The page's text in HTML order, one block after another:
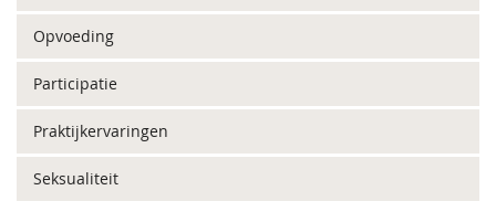
Opvoeding
Participatie
Praktijkervaringen
Seksualiteit